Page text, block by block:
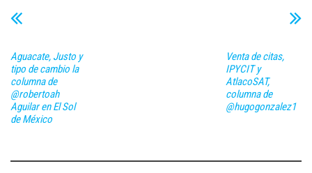
Aguacate, Justo y
tipo de cambio la
columna de
@robertoah
Aguilar en El Sol
de México
Venta de citas,
IPYCIT y
AtlacoSAT,
columna de
@hugogonzalez1